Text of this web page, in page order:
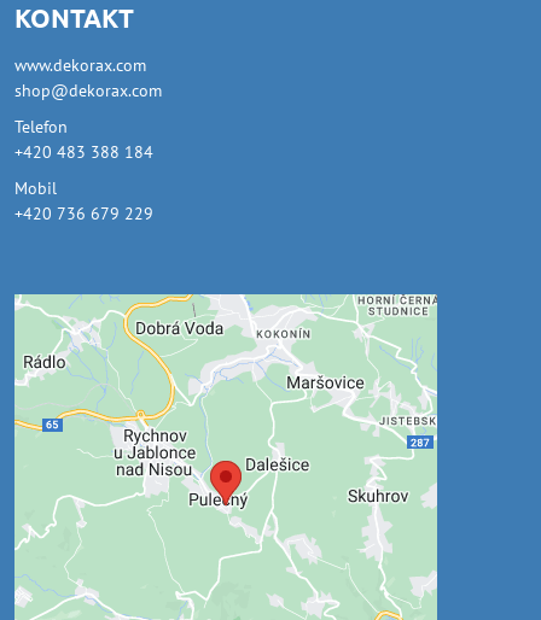
KONTAKT
www.dekorax.com
shop@dekorax.com
Telefon
+420 483 388 184
Mobil
+420 736 679 229
Externí obsah je blokován
Volbami soukromí
Přejete si načíst externí obsah?
Povolit jednou
Povolit a zapamatovat - souhlas s druhem
cookie: Funkční